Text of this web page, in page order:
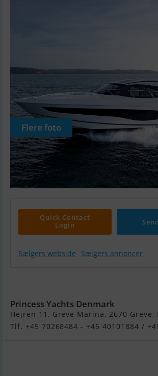
Flere foto
Quick Contact
Login
Sælgers webside Sælgers annoncer
Princess Yachts Denmark
Hejren 11, Greve Marina, 2670 Greve,
Tlf. +45 70268484 - +45 40101884 /